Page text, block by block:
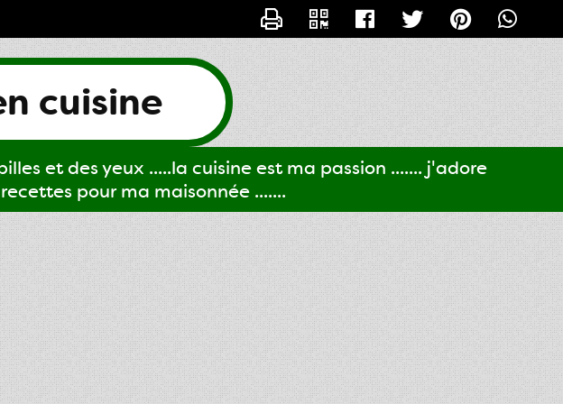
cuisine
et des yeux .....la cuisine est ma passion ....... j'adore
pour ma maisonnée .......
CONTACTER GIGI61